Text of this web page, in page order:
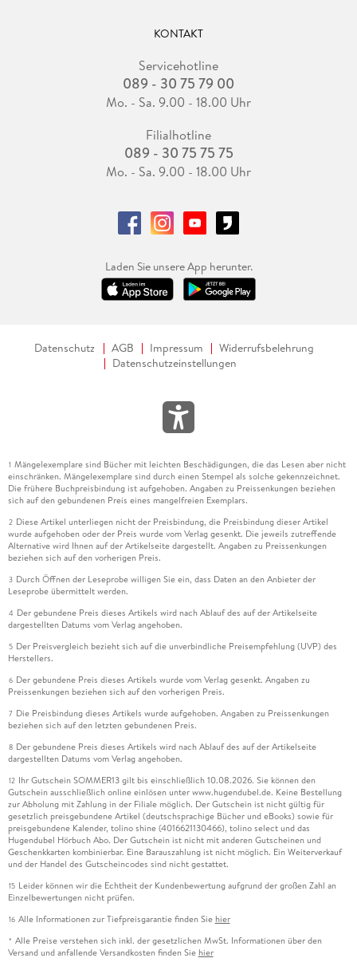
KONTAKT
Servicehotline
089 - 30 75 79 00
Mo. - Sa. 9.00 - 18.00 Uhr
Filialhotline
089 - 30 75 75 75
Mo. - Sa. 9.00 - 18.00 Uhr
Laden Sie unsere App herunter.
Datenschutz AGB Impressum
Widerrufsbelehrung
Datenschutzeinstellungen
1 Mängelexemplare sind Bücher mit leichten Beschädigungen, die das Lesen aber nicht
einschränken. Mängelexemplare sind durch einen Stempel als solche gekennzeichnet.
Die frühere Buchpreisbindung ist aufgehoben. Angaben zu Preissenkungen beziehen
sich auf den gebundenen Preis eines mangelfreien Exemplars.
2 Diese Artikel unterliegen nicht der Preisbindung, die Preisbindung dieser Artikel
wurde aufgehoben oder der Preis wurde vom Verlag gesenkt. Die jeweils zutreffende
Alternative wird Ihnen auf der Artikelseite dargestellt. Angaben zu Preissenkungen
beziehen sich auf den vorherigen Preis.
3 Durch Öffnen der Leseprobe willigen Sie ein, dass Daten an den Anbieter der
Leseprobe übermittelt werden.
4 Der gebundene Preis dieses Artikels wird nach Ablauf des auf der Artikelseite
dargestellten Datums vom Verlag angehoben.
5 Der Preisvergleich bezieht sich auf die unverbindliche Preisempfehlung (UVP) des
Herstellers.
6 Der gebundene Preis dieses Artikels wurde vom Verlag gesenkt. Angaben zu
Preissenkungen beziehen sich auf den vorherigen Preis.
7 Die Preisbindung dieses Artikels wurde aufgehoben. Angaben zu Preissenkungen
beziehen sich auf den letzten gebundenen Preis.
8 Der gebundene Preis dieses Artikels wird nach Ablauf des auf der Artikelseite
dargestellten Datums vom Verlag angehoben.
12 Ihr Gutschein SOMMER13 gilt bis einschließlich 10.08.2026. Sie können den
Gutschein ausschließlich online einlösen unter www.hugendubel.de. Keine Bestellung
zur Abholung mit Zahlung in der Filiale möglich. Der Gutschein ist nicht gültig für
gesetzlich preisgebundene Artikel (deutschsprachige Bücher und eBooks) sowie für
preisgebundene Kalender, tolino shine (4016621130466), tolino select und das
Hugendubel Hörbuch Abo. Der Gutschein ist nicht mit anderen Gutscheinen und
Geschenkkarten kombinierbar. Eine Barauszahlung ist nicht möglich. Ein Weiterverkauf
und der Handel des Gutscheincodes sind nicht gestattet.
15 Leider können wir die Echtheit der Kundenbewertung aufgrund der großen Zahl an
Einzelbewertungen nicht prüfen.
16 Alle Informationen zur Tiefpreisgarantie finden Sie hier
* Alle Preise verstehen sich inkl. der gesetzlichen MwSt. Informationen über den
Versand und anfallende Versandkosten finden Sie hier